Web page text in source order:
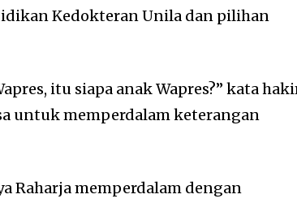
Kedokteran Unila dan pilihan
itu siapa anak Wapres?” kata
untuk memperdalam keterangan
Raharja memperdalam dengan